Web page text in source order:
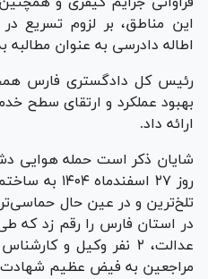
این مناطق، بر لزوم تسریع
اطاله دادرسی به عنوان مطالبه
رئیس کل دادگستری فارس
بهبود عملکرد و ارتقای سطح
ارائه داد.
شایان ذکر است حمله هوایی
روز ۲۷
تلخ‌ترین و در عین حال
مراجعین به فیض عظیم شهادت